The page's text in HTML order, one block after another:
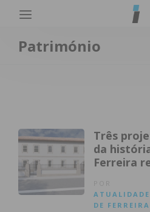
Património
Três
da
Ferreira
ATUALIDADE
DE FERREIRA